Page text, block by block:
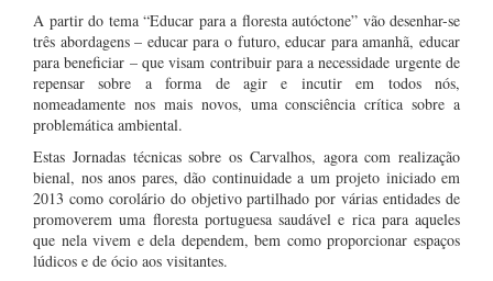
A partir do tema “Educar para a floresta autóctone” vão desenhar-se
três abordagens – educar para o futuro, educar para amanhã, educar
para beneficiar – que visam contribuir para a necessidade urgente de
repensar sobre a forma de agir e incutir em todos nós,
nomeadamente nos mais novos, uma consciência crítica sobre a
problemática ambiental.
Estas Jornadas técnicas sobre os Carvalhos, agora com realização
bienal, nos anos pares, dão continuidade a um projeto iniciado em
2013 como corolário do objetivo partilhado por várias entidades de
promoverem uma floresta portuguesa saudável e rica para aqueles
que nela vivem e dela dependem, bem como proporcionar espaços
lúdicos e de ócio aos visitantes.